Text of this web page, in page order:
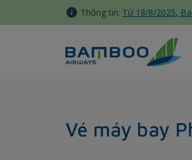
Truy cập nội dung luôn
Thông tin: Từ 18/8/2025,
Vé máy bay